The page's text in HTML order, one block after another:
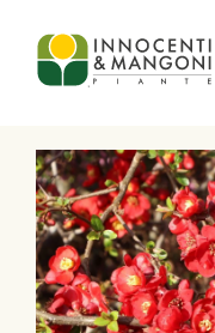
Skip to main content